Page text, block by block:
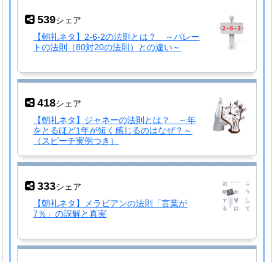
539シェア
【朝礼ネタ】2-6-2の法則とは？ ～パレー
トの法則（80対20の法則）との違い～
418シェア
【朝礼ネタ】ジャネーの法則とは？ ～年
をとるほど1年が短く感じるのはなぜ？～
（スピーチ実例つき）
333シェア
【朝礼ネタ】メラビアンの法則「言葉が
7％」の誤解と真実